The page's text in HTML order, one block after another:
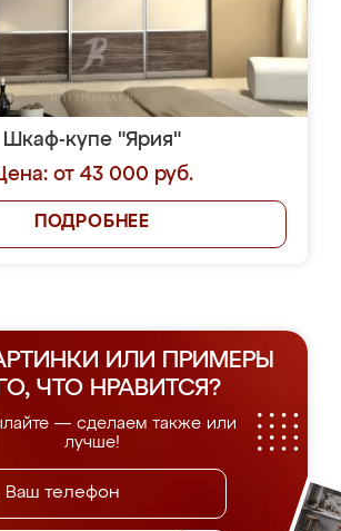
Шкаф-купе "Ярия"
от 43 000 руб.
ПОДРОБНЕЕ
ИЛИ ПРИМЕРЫ
ЧТО НРАВИТСЯ?
— сделаем также или
лучше!